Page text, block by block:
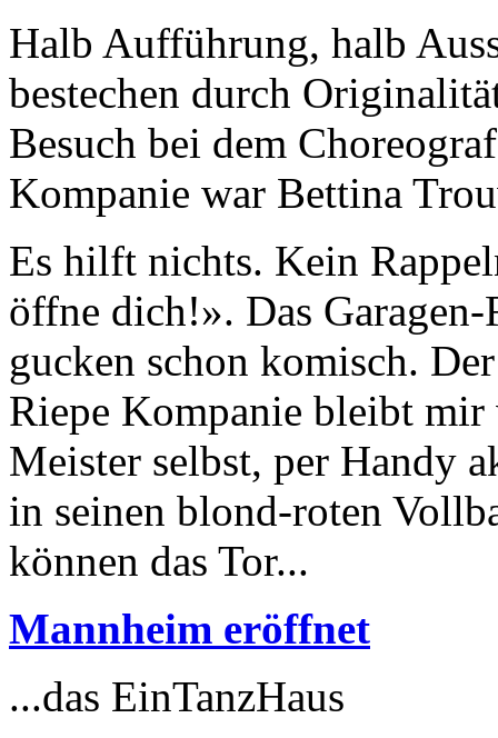
Halb Aufführung, halb
bestechen durch
Besuch bei dem
Kompanie war Bettina
Es hilft nichts. Kein
öffne dich!». Das
gucken schon komisch.
Riepe Kompanie bleibt mir
Meister selbst, per Handy
in seinen blond-roten
können das Tor...
Mannheim eröffnet
...das EinTanzHaus